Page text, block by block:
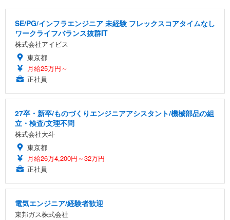
SE/PG/インフラエンジニア 未経験 フレックスコアタイムなし
ワークライフバランス抜群IT
株式会社アイビス
東京都
月給25万円～
正社員
27卒・新卒/ものづくりエンジニアアシスタント/機械部品の組
立・検査/文理不問
株式会社大斗
東京都
月給26万4,200円～32万円
正社員
電気エンジニア/経験者歓迎
東邦ガス株式会社